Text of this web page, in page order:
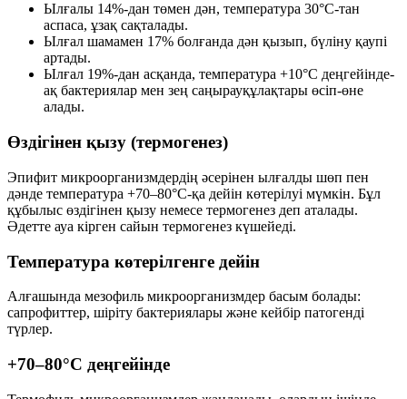
Ылғалы 14%-дан төмен дән, температура 30°C-тан
аспаса, ұзақ сақталады.
Ылғал шамамен 17% болғанда дән қызып, бүліну қаупі
артады.
Ылғал 19%-дан асқанда, температура +10°C деңгейінде-
ақ бактериялар мен зең саңырауқұлақтары өсіп-өне
алады.
Өздігінен қызу (термогенез)
Эпифит микроорганизмдердің әсерінен ылғалды шөп пен
дәнде температура +70–80°C-қа дейін көтерілуі мүмкін. Бұл
құбылыс өздігінен қызу немесе термогенез деп аталады.
Әдетте ауа кірген сайын термогенез күшейеді.
Температура көтерілгенге дейін
Алғашында мезофиль микроорганизмдер басым болады:
сапрофиттер, шіріту бактериялары және кейбір патогенді
түрлер.
+70–80°C деңгейінде